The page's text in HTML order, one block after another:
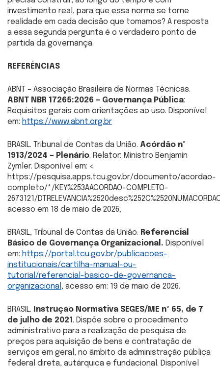
investimento real, para que essa norma se torne
realidade em cada decisão que tomamos? A resposta
a essa segunda pergunta é o verdadeiro ponto de
partida da governança.
REFERÊNCIAS
ABNT – Associação Brasileira de Normas Técnicas.
ABNT NBR 17265:2026 – Governança Pública:
Requisitos gerais com orientações ao uso. Disponível
em: https://www.abnt.org.br
BRASIL. Tribunal de Contas da União. Acórdão nº
1913/2024 – Plenário. Relator: Ministro Benjamin
Zymler. Disponível em: <
https://pesquisa.apps.tcu.gov.br/documento/acordao-
completo/*/KEY%253AACORDAO-COMPLETO-
2673121/
acesso em 18 de maio de 2026;
BRASIL, Tribunal de Contas da União. Referencial
Básico de Governança Organizacional. Disponível
em: https://portal.tcu.gov.br/publicacoes-
institucionais/cartilha-manual-ou-
tutorial/referencial-basico-de-governanca-
organizacional , acesso em: 19 de maio de 2026.
BRASIL.
Instrução Normativa SEGES/ME nº 65, de 7
de julho de 2021 . Dispõe sobre o procedimento
administrativo para a realização de pesquisa de
preços para aquisição de bens e contratação de
serviços em geral, no âmbito da administração pública
federal direta, autárquica e fundacional. Disponível